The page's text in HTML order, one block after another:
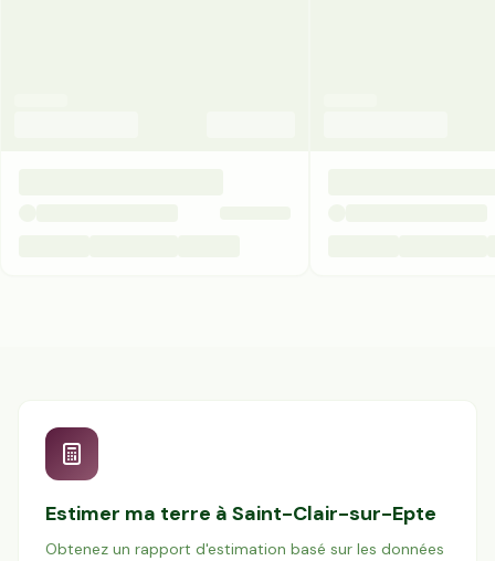
Estimer ma terre à Saint-Clair-sur-Epte
Obtenez un rapport d'estimation basé sur les données